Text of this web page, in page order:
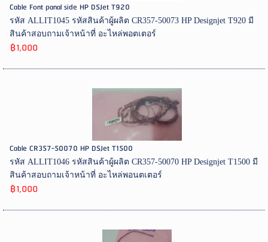
Cable Font panal side HP DSJet T920
รหัส ALLIT1045 รหัสสินค้าผู้ผลิต CR357-50073 HP Designjet T920 มี
สินค้าสอบถามเจ้าหน้าที่ อะไหล่พอตเตอร์
฿1,000
Cable CR357-50070 HP DSJet T1500
รหัส ALLIT1046 รหัสสินค้าผู้ผลิต CR357-50070 HP Designjet T1500 มี
สินค้าสอบถามเจ้าหน้าที่ อะไหล่พอนตเตอร์
฿1,000